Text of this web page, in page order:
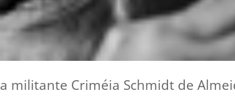
militante Criméia Schmidt de